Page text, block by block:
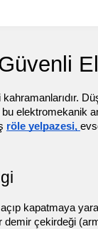
elektromekanik
röle yelpazesi,
kapatmaya
demir çekirdeği